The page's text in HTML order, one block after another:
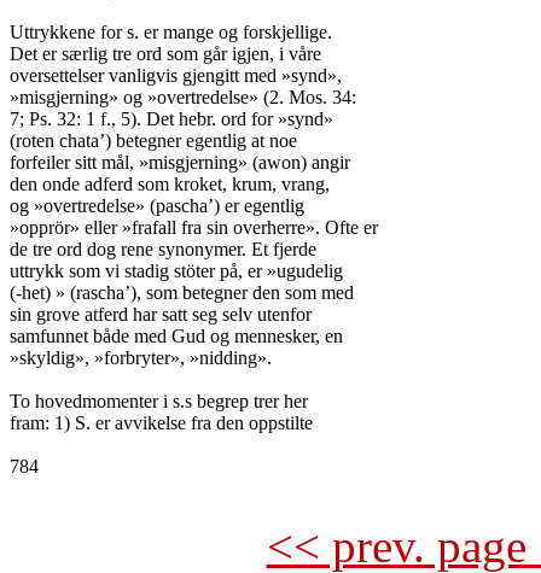
Uttrykkene for s. er mange og forskjellige.
Det er særlig tre ord som går igjen, i våre
oversettelser vanligvis gjengitt med »synd»,
»misgjerning» og »overtredelse» (2. Mos. 34:
7; Ps. 32: 1 f., 5). Det hebr. ord for »synd»
(roten chata’) betegner egentlig at noe
forfeiler sitt mål, »misgjerning» (awon) angir
den onde adferd som kroket, krum, vrang,
og »overtredelse» (pascha’) er egentlig
»opprör» eller »frafall fra sin overherre». Ofte er
de tre ord dog rene synonymer. Et fjerde
uttrykk som vi stadig stöter på, er »ugudelig
(-het) » (rascha’), som betegner den som med
sin grove atferd har satt seg selv utenfor
samfunnet både med Gud og mennesker, en
»skyldig», »forbryter», »nidding».
To hovedmomenter i s.s begrep trer her
fram: 1) S. er avvikelse fra den oppstilte
784
<< prev.